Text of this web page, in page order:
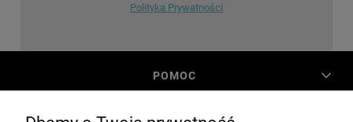
Polityka Prywatności
POMOC